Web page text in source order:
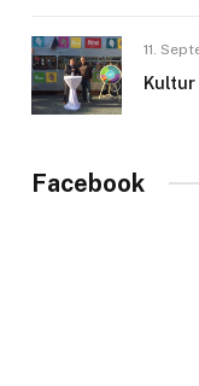
11.
Facebook